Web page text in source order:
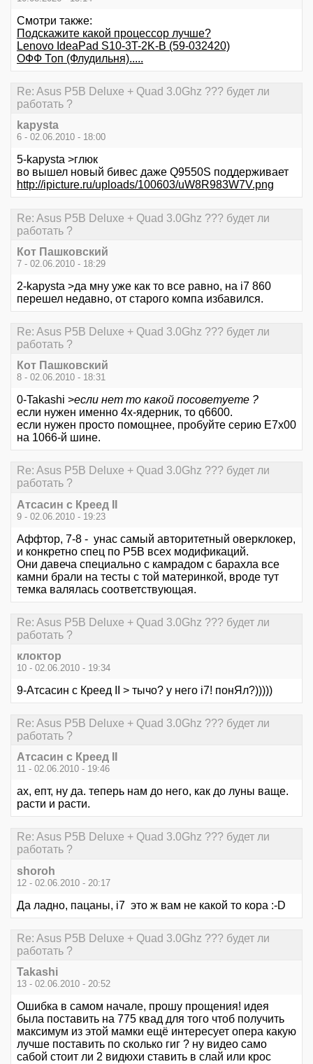
Смотри также:
Подскажите какой процессор лучше?
Lenovo IdeaPad S10-3T-2K-B (59-032420)
ОФФ Топ (Флудильня).....
Re: Asus P5B Deluxe + Quad 3.0Ghz ??? будет ли
работать ?
kapysta
6 - 02.06.2010 - 18:00
5-kapysta >глюк
во вышел новый бивес даже Q9550S поддерживает
http://ipicture.ru/uploads/100603/uW8R983W7V.png
Re: Asus P5B Deluxe + Quad 3.0Ghz ??? будет ли
работать ?
Кот Пашковский
7 - 02.06.2010 - 18:29
2-kapysta >да мну уже как то все равно, на i7 860
перешел недавно, от старого компа избавился.
Re: Asus P5B Deluxe + Quad 3.0Ghz ??? будет ли
работать ?
Кот Пашковский
8 - 02.06.2010 - 18:31
0-Takashi >если нет то какой посоветуете ?
если нужен именно 4х-ядерник, то q6600.
если нужен просто помощнее, пробуйте серию Е7х00
на 1066-й шине.
Re: Asus P5B Deluxe + Quad 3.0Ghz ??? будет ли
работать ?
Атсасин с Креед II
9 - 02.06.2010 - 19:23
Аффтор, 7-8 - унас самый авторитетный оверклокер,
и конкретно спец по Р5В всех модификаций.
Они давеча специально с камрадом с барахла все
камни брали на тесты с той материнкой, вроде тут
темка валялась соответствующая.
Re: Asus P5B Deluxe + Quad 3.0Ghz ??? будет ли
работать ?
клоктор
10 - 02.06.2010 - 19:34
9-Атсасин с Креед II > тычо? у него i7! понЯл?)))))
Re: Asus P5B Deluxe + Quad 3.0Ghz ??? будет ли
работать ?
Атсасин с Креед II
11 - 02.06.2010 - 19:46
ах, епт, ну да. теперь нам до него, как до луны ваще.
расти и расти.
Re: Asus P5B Deluxe + Quad 3.0Ghz ??? будет ли
работать ?
shoroh
12 - 02.06.2010 - 20:17
Да ладно, пацаны, i7 это ж вам не какой то кора :-D
Re: Asus P5B Deluxe + Quad 3.0Ghz ??? будет ли
работать ?
Takashi
13 - 02.06.2010 - 20:52
Ошибка в самом начале, прошу прощения! идея
была поставить на 775 квад для того чтоб получить
максимум из этой мамки ещё интересует опера какую
лучше поставить по сколько гиг ? ну видео само
сабой стоит ли 2 видюхи ставить в слай или крос